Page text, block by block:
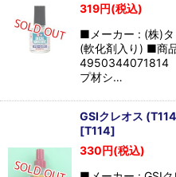
319円(税込)
■メーカー : (株)
(軟化剤入り) ■商
4950344071814
プ材シ…
GSIクレオス
[T114]
330円(税込)